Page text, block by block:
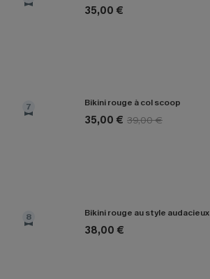
35,00 €
7 Bikini rouge à col scoop
35,00 € 39,00 €
8 Bikini rouge au style audacieux
38,00 €